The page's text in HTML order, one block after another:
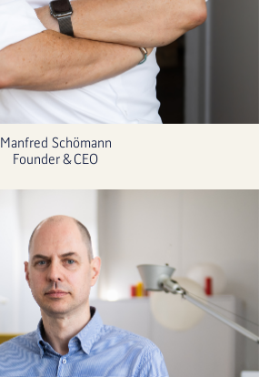
Manfred Schömann
Founder & CEO